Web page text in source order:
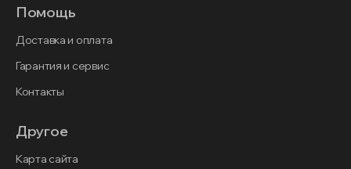
Помощь
Доставка и оплата
Гарантия и сервис
Контакты
Другое
Карта сайта